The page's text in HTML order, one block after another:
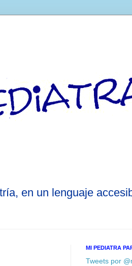
en un lenguaje
MI PEDIATRA
Tweets por